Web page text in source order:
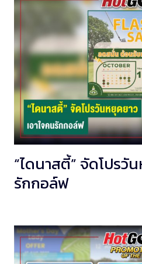
“ไดนาสตี้” จัดโปรวั
รักกอล์ฟ